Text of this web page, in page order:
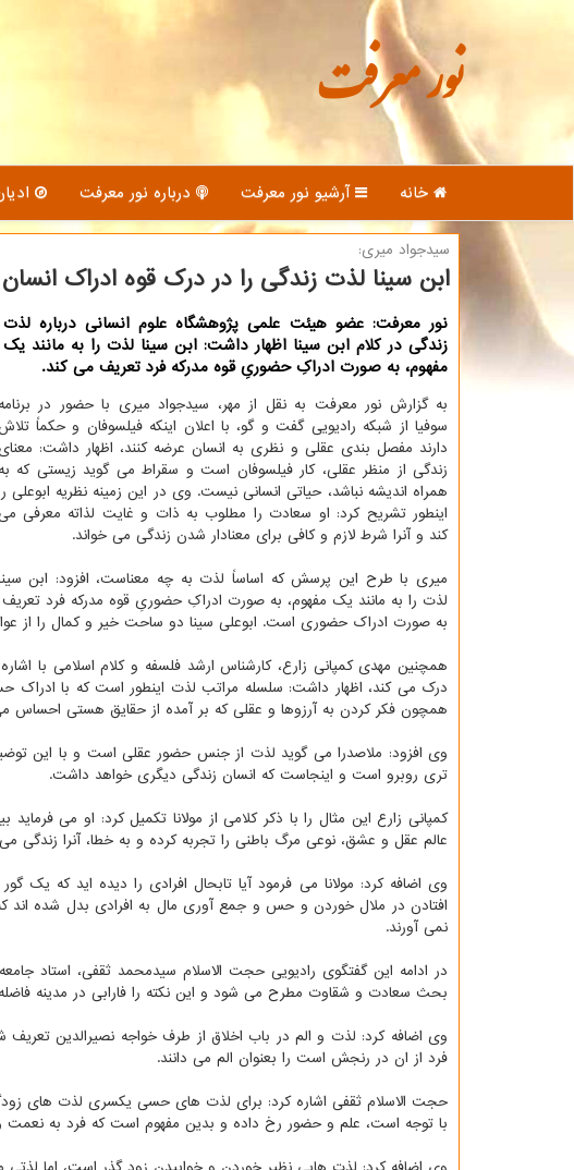
نور معرفت
خانه آرشیو نور معرفت درباره نور معرفت
سیدجواد میری:
ابن سینا لذت زندگی را در درك قوه ادراك
نور معرفت: عضو هیئت علمی پژوهشگاه علوم انسانی درباره لذت
زندگی در كلام ابن سینا اظهار داشت: ابن سینا لذت را به مانند یك
مفهوم، به صورت ادراكِ حضوریِ قوه مدركه فرد تعریف می كند.
به گزارش نور معرفت به نقل از مهر، سیدجواد میری با حضور در برنامه
سوفیا از شبکه رادیویی گفت و گو، با اعلان اینکه فیلسوفان و حکماً
دارند مفصل بندی عقلی و نظری به انسان عرضه کنند، اظهار داشت:
زندگی از منظر عقلی، کار فیلسوفان است و سقراط می گوید زیستی که به
همراه اندیشه نباشد، حیاتی انسانی نیست. وی در این زمینه نظریه ابوعلی
اینطور تشریح کرد: او سعادت را مطلوب به ذات و غایت لذاته معرفی
کند و آنرا شرط لازم و کافی برای معنادار شدن زندگی می خواند.
میری با طرح این پرسش که اساساً لذت به چه معناست، افزود: ابن
لذت را به مانند یک مفهوم، به صورت ادراکِ حضوریِ قوه مدرکه فرد
به صورت ادراک حضوری است. ابوعلی سینا دو ساحت خیر و کمال را از
همچنین مهدی کمپانی زارع، کارشناس ارشد فلسفه و کلام اسلامی با
درک می کند، اظهار داشت: سلسله مراتب لذت اینطور است که با ادراک
همچون فکر کردن به آرزوها و عقلی که بر آمده از حقایق هستی احساس
وی افزود: ملاصدرا می گوید لذت از جنس حضور عقلی است و با این
تری روبرو است و اینجاست که انسان زندگی دیگری خواهد داشت.
کمپانی زارع این مثال را با ذکر کلامی از مولانا تکمیل کرد: او می
عالم عقل و عشق، نوعی مرگ باطنی را تجربه کرده و به خطا، آنرا زندگی می
وی اضافه کرد: مولانا می فرمود آیا تابحال افرادی را دیده اید که یک
افتادن در ملال خوردن و حس و جمع آوری مال به افرادی بدل شده اند
نمی آورند.
در ادامه این گفتگوی رادیویی حجت الاسلام سیدمحمد ثقفی، استاد
بحث سعادت و شقاوت مطرح می شود و این نکته را فارابی در مدینه
وی اضافه کرد: لذت و الم در باب اخلاق از طرف خواجه نصیرالدین
فرد از ان در رنجش است را بعنوان الم می دانند.
حجت الاسلام ثقفی اشاره کرد: برای لذت های حسی یکسری لذت های
با توجه است، علم و حضور رخ داده و بدین مفهوم است که فرد به